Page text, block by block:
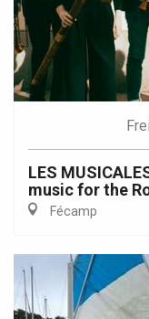
LES
music for the
Fécamp